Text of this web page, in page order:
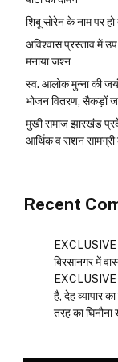
शिबू सोरेन के नाम पर हो
अविश्वास प्रस्ताव में
मनाया जश्न
स्व. आलोक मुन्ना की
भोजन वितरण, सैकड़ों
मुखी समाज झारखंड
आर्थिक व राशन सामग्री
Recent
EXCLUSIVE
बिरसानगर में
EXCLUSIVE
है, देह व्यापार
तरह का